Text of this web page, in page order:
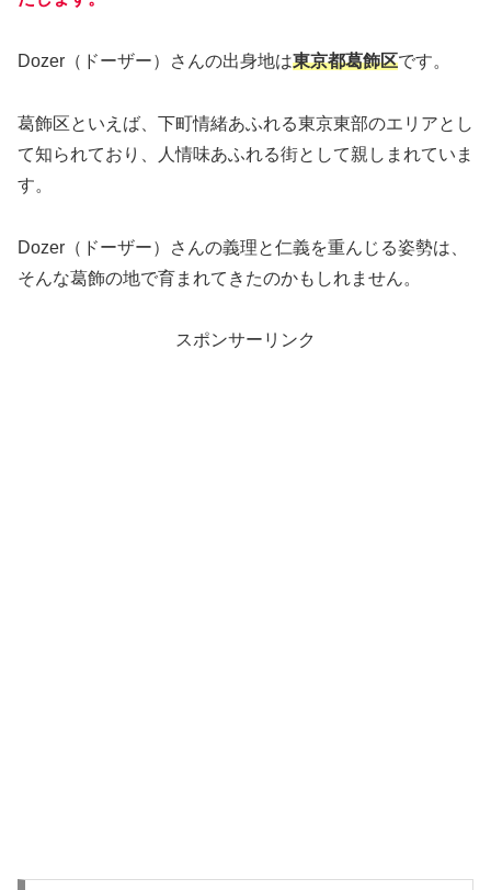
Dozer（ドーザー）さんの出身地は東京都葛飾区です。
葛飾区といえば、下町情緒あふれる東京東部のエリアとし
て知られており、人情味あふれる街として親しまれていま
す。
Dozer（ドーザー）さんの義理と仁義を重んじる姿勢は、
そんな葛飾の地で育まれてきたのかもしれません。
スポンサーリンク